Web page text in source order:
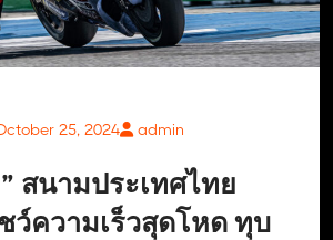
25, 2024 admin
สนามประเทศไทย
ว์ความเร็วสุดโหด ทุบ